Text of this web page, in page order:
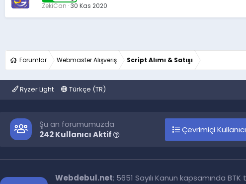
ZekiCan 30 Kas 2020
Forumlar Webmaster Alışveriş Script Alımı & Satışı
Ryzer Light Türkçe (TR)
Şu an forumumuzda
242 Kullanıcı Aktif
Çevrimiçi
Webdebul.net; 5651 Sayılı Kanun kapsamında